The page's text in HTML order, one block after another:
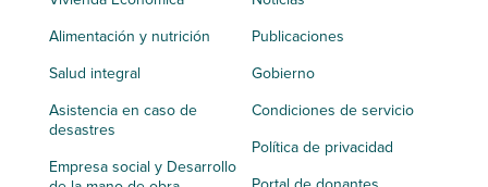
Alimentación y nutrición
Salud integral
Asistencia en caso de
desastres
Empresa social y Desarrollo
Publicaciones
Gobierno
Condiciones de servicio
Política de privacidad